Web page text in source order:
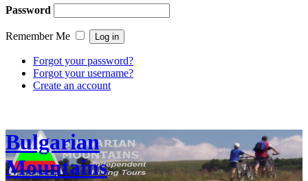
Password
Remember Me
Forgot your password?
Forgot your username?
Create an account
Bulgarian
Mountains